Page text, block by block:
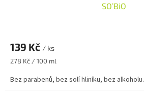
SO’BiO
139 Kč / ks
Měrná
278 Kč / 100 ml
Bez parabenů, bez solí hliníku, bez alkoholu.